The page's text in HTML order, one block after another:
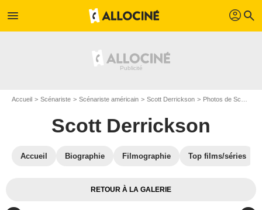
menu profil search
Accueil Scénariste Scénariste américain Scott Derrickson Photos de Scott Derrickson
Scott Derrickson
Accueil Biographie Filmographie Top films/séries
RETOUR À LA GALERIE